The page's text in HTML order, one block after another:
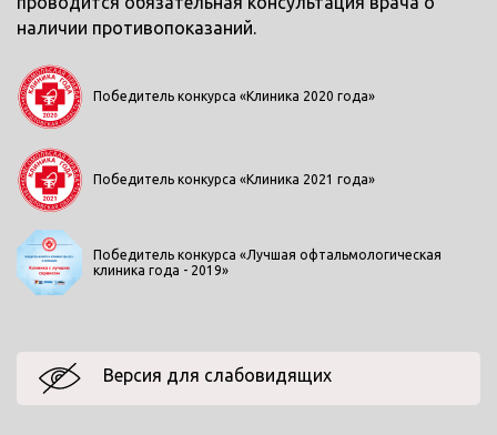
наличии противопоказаний.
Победитель конкурса «Клиника 2020 года»
Победитель конкурса «Клиника 2021 года»
Победитель конкурса «Лучшая офтальмологическая
клиника года - 2019»
Версия для слабовидящих